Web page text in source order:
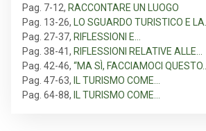
Pag. 7-12, RACCONTARE UN LUOGO
Pag. 13-26,
LO SGUARDO TURISTICO E LA…
Pag. 27-37, RIFLESSIONI E…
Pag. 38-41, RIFLESSIONI RELATIVE ALLE…
Pag. 42-46, “MA SÌ, FACCIAMOCI QUESTO…
Pag. 47-63,
IL TURISMO COME…
Pag. 64-88, IL TURISMO COME…